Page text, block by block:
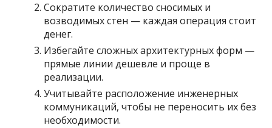
Сократите количество сносимых и
возводимых стен — каждая операция стоит
денег.
Избегайте сложных архитектурных форм —
прямые линии дешевле и проще в
реализации.
Учитывайте расположение инженерных
коммуникаций, чтобы не переносить их без
необходимости.